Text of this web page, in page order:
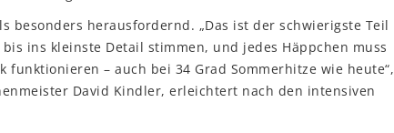
besonders herausfordernd. „Das ist der schwierigste Teil
ins kleinste Detail stimmen, und jedes Häppchen muss
funktionieren – auch bei 34 Grad Sommerhitze wie heute“,
David Kindler, erleichtert nach den intensiven